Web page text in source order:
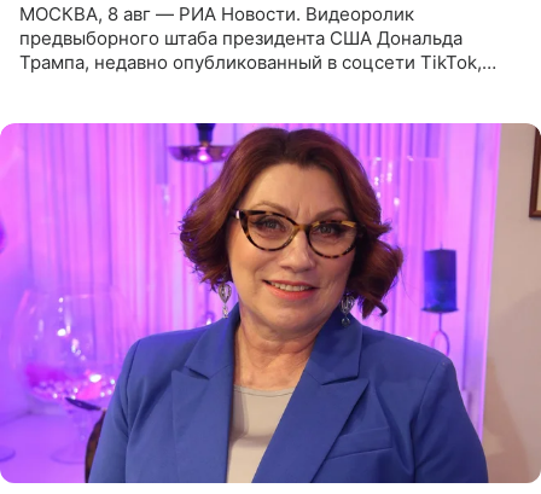
МОСКВА, 8 авг — РИА Новости. Видеоролик
предвыборного штаба президента США Дональда
Трампа, недавно опубликованный в соцсети TikTok,